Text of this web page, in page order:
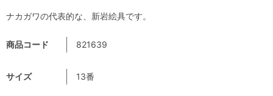
商品コード 821639
サイズ 13番
ナカガワの代表的な、新岩絵具です。